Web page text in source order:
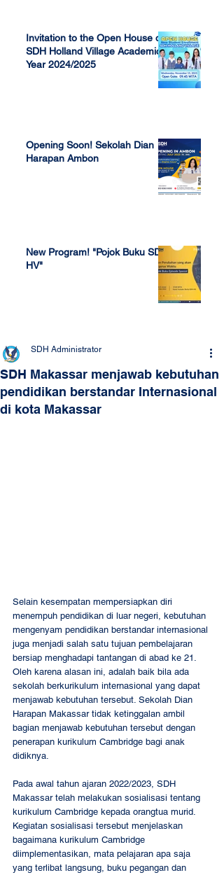
Invitation to the Open House of
SDH Holland Village Academic
Year 2024/2025
Opening Soon! Sekolah Dian
Harapan Ambon
New Program! "Pojok Buku SDH
HV"
SDH Makassar menjawab kebutuhan
pendidikan berstandar Internasional
di kota Makassar
SDH Administrator
Selain kesempatan mempersiapkan diri
menempuh pendidikan di luar negeri, kebutuhan
mengenyam pendidikan berstandar internasional
juga menjadi salah satu tujuan pembelajaran
bersiap menghadapi tantangan di abad ke 21.
Oleh karena alasan ini, adalah baik bila ada
sekolah berkurikulum internasional yang dapat
menjawab kebutuhan tersebut. Sekolah Dian
Harapan Makassar tidak ketinggalan ambil
bagian menjawab kebutuhan tersebut dengan
penerapan kurikulum Cambridge bagi anak
didiknya.
Pada awal tahun ajaran 2022/2023, SDH
Makassar telah melakukan sosialisasi tentang
kurikulum Cambridge kepada orangtua murid.
Kegiatan sosialisasi tersebut menjelaskan
bagaimana kurikulum Cambridge
diimplementasikan, mata pelajaran apa saja
yang terlibat langsung, buku pegangan dan